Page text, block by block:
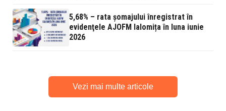
5,68% – rata şomajului înregistrat în
evidenţele AJOFM Ialomița în luna iunie
2026
Vezi mai multe articole